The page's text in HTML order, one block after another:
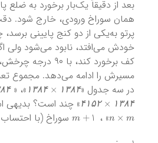
بعد از دقیقاً یک‌بار برخورد به ضلع
همان سوراخ ورودی، خارج شود.
پرتو به‌یکی از دو کنج پایینی
خودش می‌افتد، نابود می‌شود ولی
کف برخورد کند، با ۹۰
مسیرش را ادامه می‌دهد. مجموع
در سه جدول «
۱ ۳۸ ۴ ۱ ۳ ۸ ۴
۱۳۸۴ × ۱۳۸۴ »، « ۸ ۴
۴ ۱ ۵ ۲ ۱ ۳ ۸ ۴
۴ ۵۲ × ۱۳۸۴ » چند است؟ n × m » ، m+ 1
سوراخ (با